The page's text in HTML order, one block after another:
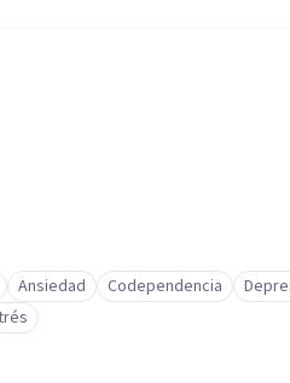
Ansiedad Codependencia